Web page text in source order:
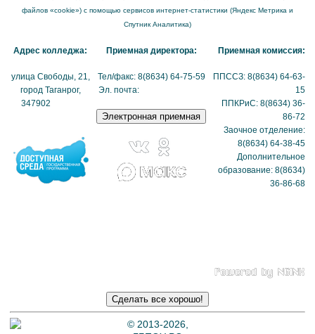
файлов «cookie») с помощью сервисов интернет-статистики (Яндекс Метрика и
Спутник Аналитика)
Адрес колледжа:
улица Свободы, 21,
город Таганрог,
347902
Приемная директора:
Тел/факс: 8(8634) 64-75-59
Эл. почта:
Приемная комиссия:
ППССЗ: 8(8634) 64-63-
15
ППКРиС: 8(8634) 36-
86-72
Заочное отделение:
8(8634) 64-38-45
Дополнительное
образование: 8(8634)
36-86-68
© 2013-2026,